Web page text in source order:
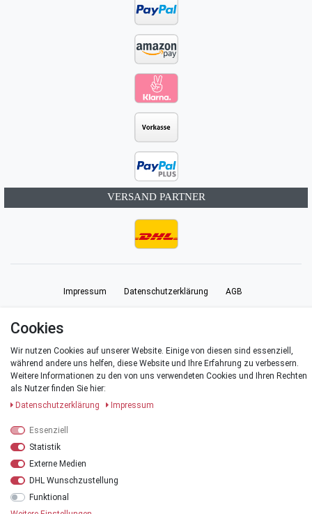
VERSAND PARTNER
Impressum Daten­schutz­erklärung AGB
Barrierefreiheitserklärung
Kontakt
*Alle Preise verstehen sich inklusive der Mehrwertsteuer, zuzüglich der
**Versandkostenfrei innerhalb Deutschlands ab einem Warenwert von 20 €
Cookies
Wir nutzen Cookies auf unserer Website. Einige von diesen sind essenziell,
während andere uns helfen, diese Website und Ihre Erfahrung zu verbessern.
Weitere Informationen zu den von uns verwendeten Cookies und Ihren Rechten
als Nutzer finden Sie hier:
Daten­schutz­erklärung
Impressum
Essenziell
Statistik
Externe Medien
DHL Wunschzustellung
Funktional